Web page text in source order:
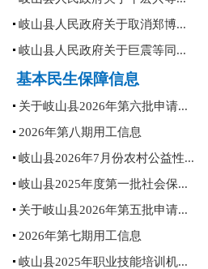
岐山县人民政府关于取消郑博...
岐山县人民政府关于巨震等同...
基本民生保障信息
关于岐山县2026年第六批申请...
2026年第八期用工信息
岐山县2026年7月份农村公益性...
岐山县2025年度第一批社会保...
关于岐山县2026年第五批申请...
2026年第七期用工信息
岐山县2025年职业技能培训机...